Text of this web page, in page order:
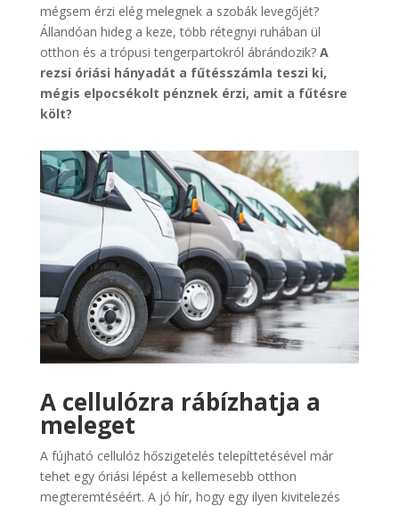
mégsem érzi elég melegnek a szobák levegőjét?
Állandóan hideg a keze, több rétegnyi ruhában ül
otthon és a trópusi tengerpartokról ábrándozik? A
rezsi óriási hányadát a fűtésszámla teszi ki,
mégis elpocsékolt pénznek érzi, amit a fűtésre
költ?
A cellulózra rábízhatja a
meleget
A fújható cellulóz hőszigetelés telepíttetésével már
tehet egy óriási lépést a kellemesebb otthon
megteremtéséért. A jó hír, hogy egy ilyen kivitelezés